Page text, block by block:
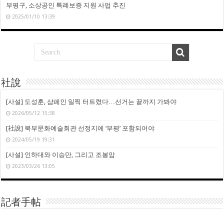
부평구, 소상공인 특례보증 지원 사업 추진
2025/01/10 13:39
社說
[사설] 도성훈, 샴페인 일찍 터트렸다…선거는 끝까지 가봐야
2026/05/12 15:38
[社說] 북부문화예술회관 선정지에 ‘부평’ 포함되어야
2024/05/19 19:31
[사설] 인하대와 이승만, 그리고 조봉암
2023/03/26 13:05
記者手帖